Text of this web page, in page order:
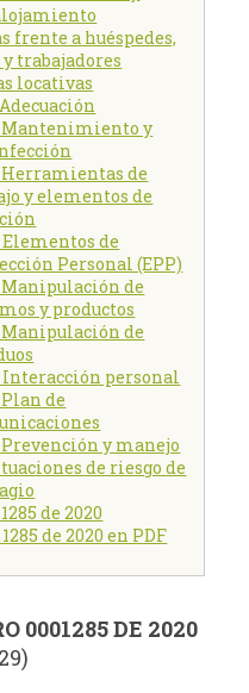
frente a huéspedes,
trabajadores
locativas
Adecuación
Mantenimiento y
Herramientas de
y elementos de
Elementos de
Personal (EPP)
Manipulación de
y productos
Manipulación de
Interacción personal
Plan de
Prevención y manejo
de riesgo de
de 2020
de 2020 en PDF
0001285 DE 2020